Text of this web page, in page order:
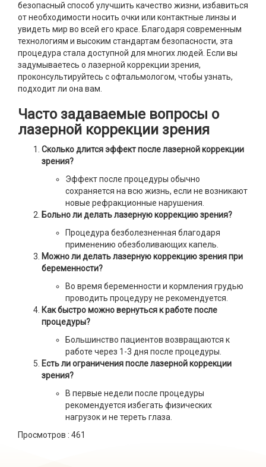
безопасный способ улучшить качество жизни, избавиться
от необходимости носить очки или контактные линзы и
увидеть мир во всей его красе. Благодаря современным
технологиям и высоким стандартам безопасности, эта
процедура стала доступной для многих людей. Если вы
задумываетесь о лазерной коррекции зрения,
проконсультируйтесь с офтальмологом, чтобы узнать,
подходит ли она вам.
Часто задаваемые вопросы о
лазерной коррекции зрения
Сколько длится эффект после лазерной коррекции
зрения?
Эффект после процедуры обычно
сохраняется на всю жизнь, если не возникают
новые рефракционные нарушения.
Больно ли делать лазерную коррекцию зрения?
Процедура безболезненная благодаря
применению обезболивающих капель.
Можно ли делать лазерную коррекцию зрения при
беременности?
Во время беременности и кормления грудью
проводить процедуру не рекомендуется.
Как быстро можно вернуться к работе после
процедуры?
Большинство пациентов возвращаются к
работе через 1-3 дня после процедуры.
Есть ли ограничения после лазерной коррекции
зрения?
В первые недели после процедуры
рекомендуется избегать физических
нагрузок и не тереть глаза.
Просмотров : 461